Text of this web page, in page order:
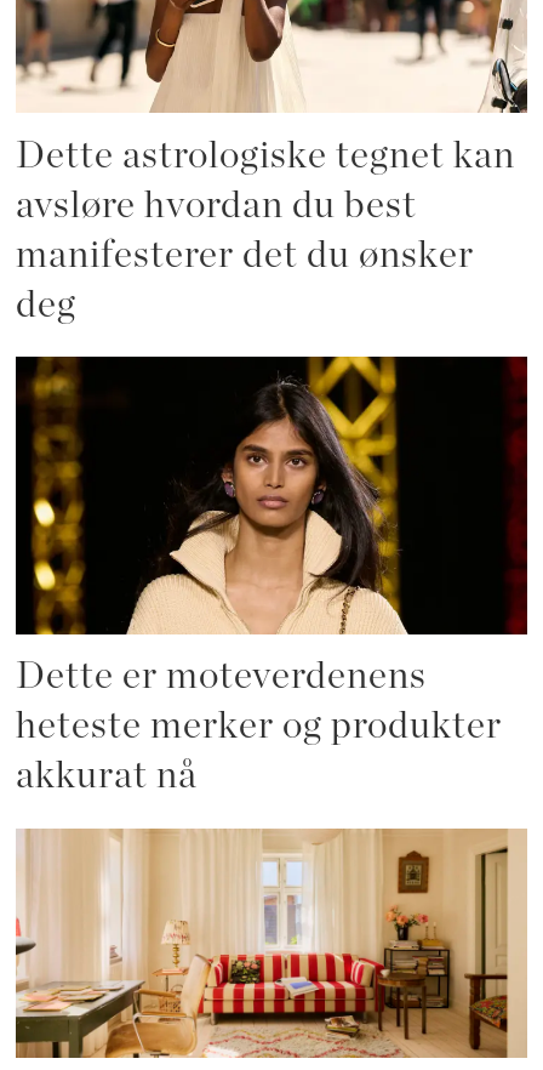
Dette astrologiske tegnet kan
avsløre hvordan du best
manifesterer det du ønsker
deg
Dette er moteverdenens
heteste merker og produkter
akkurat nå